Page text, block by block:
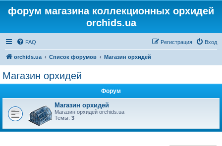
форум магазина коллекционных орхидей
orchids.ua
FAQ Вход
Регистрация
orchids.ua Список форумов Магазин орхидей
Магазин орхидей
Форум
Магазин орхидей
Магазин орхидей orchids.ua
Темы: 3